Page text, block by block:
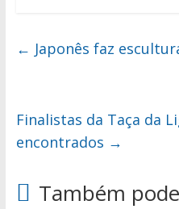
← Japonês faz
Finalistas da Taça da
encontrados →
Também